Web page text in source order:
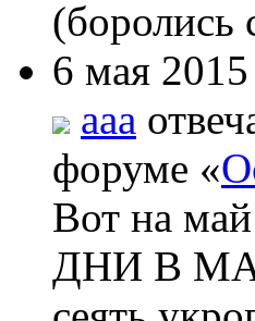
(боролись
6 мая 2015
aaa
форуме «
Вот на
ДНИ В